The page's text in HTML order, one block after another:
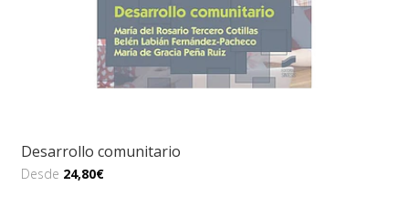
Desarrollo comunitario
Desde 24,80€